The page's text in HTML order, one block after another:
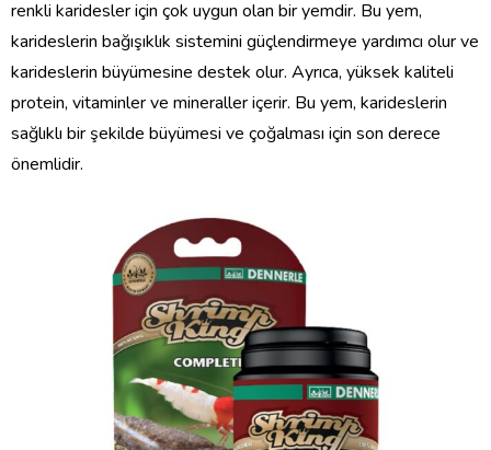
renkli karidesler için çok uygun olan bir yemdir. Bu yem,
karideslerin bağışıklık sistemini güçlendirmeye yardımcı olur ve
karideslerin büyümesine destek olur. Ayrıca, yüksek kaliteli
protein, vitaminler ve mineraller içerir. Bu yem, karideslerin
sağlıklı bir şekilde büyümesi ve çoğalması için son derece
önemlidir.